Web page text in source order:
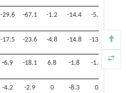
-29.6 -67.1 -1.2 -14.4 -5.7
-17.5 -23.6 -4.8 -14.8 -13.7 -4.9
-6.9 -18.1 6.8 -1.8 -1.6
-4.2 -2.9 0 -8.3 0